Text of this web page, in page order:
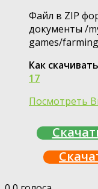
Файл в ZIP
документы /
games/
Как скачивать
17
Посмотреть